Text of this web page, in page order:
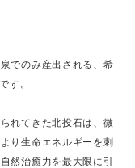
でのみ産出される、希
す。
れてきた北投石は、微
り生命エネルギーを刺
然治癒力を最大限に引